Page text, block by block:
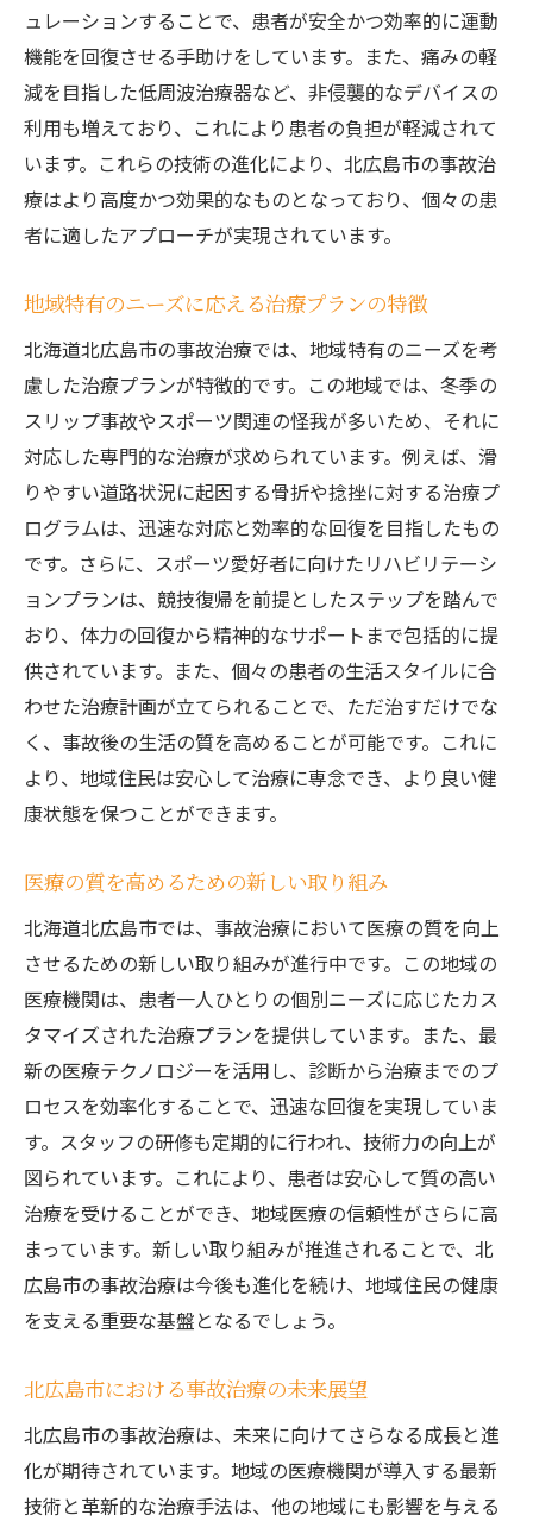
患者の安心を第一に考えた治療環境の構築
治療プロセスにおける情報提供の重要性
患者フィードバックを活かしたサービス改
善
安心感を提供する医療スタッフの対応力
患者中心のケアがもたらす心理的効果
効果的な事故治療を提供する北広島市の医療機
関の挑戦
医療機関が直面する課題とその克服法
治療効果を高めるための新しい試み
患者との信頼関係を築くコミュニケーショ
ン
地域資源を活用した治療の効率化
医療機関の挑戦とその成果の紹介
質の高い医療提供を目指すための戦略
事故治療の未来を拓く北広島市の革新的な手法
未来を見据えた事故治療のビジョン
革新がもたらす新しい治療方法の模索
北広島市が提案する事故治療の未来図
技術と人間性を融合させた新たなアプロー
長期的視野に立った治療プランの設計
北広島市の医療が目指す次世代の治療モデ
ル
ュレーションすることで、患者が安全かつ効率的に運動
機能を回復させる手助けをしています。また、痛みの軽
減を目指した低周波治療器など、非侵襲的なデバイスの
利用も増えており、これにより患者の負担が軽減されて
います。これらの技術の進化により、北広島市の事故治
療はより高度かつ効果的なものとなっており、個々の患
者に適したアプローチが実現されています。
地域特有のニーズに応える治療プランの特徴
北海道北広島市の事故治療では、地域特有のニーズを考
慮した治療プランが特徴的です。この地域では、冬季の
スリップ事故やスポーツ関連の怪我が多いため、それに
対応した専門的な治療が求められています。例えば、滑
りやすい道路状況に起因する骨折や捻挫に対する治療プ
ログラムは、迅速な対応と効率的な回復を目指したもの
です。さらに、スポーツ愛好者に向けたリハビリテーシ
ョンプランは、競技復帰を前提としたステップを踏んで
おり、体力の回復から精神的なサポートまで包括的に提
供されています。また、個々の患者の生活スタイルに合
わせた治療計画が立てられることで、ただ治すだけでな
く、事故後の生活の質を高めることが可能です。これに
より、地域住民は安心して治療に専念でき、より良い健
康状態を保つことができます。
医療の質を高めるための新しい取り組み
北海道北広島市では、事故治療において医療の質を向上
させるための新しい取り組みが進行中です。この地域の
医療機関は、患者一人ひとりの個別ニーズに応じたカス
タマイズされた治療プランを提供しています。また、最
新の医療テクノロジーを活用し、診断から治療までのプ
ロセスを効率化することで、迅速な回復を実現していま
す。スタッフの研修も定期的に行われ、技術力の向上が
図られています。これにより、患者は安心して質の高い
治療を受けることができ、地域医療の信頼性がさらに高
まっています。新しい取り組みが推進されることで、北
広島市の事故治療は今後も進化を続け、地域住民の健康
を支える重要な基盤となるでしょう。
北広島市における事故治療の未来展望
北広島市の事故治療は、未来に向けてさらなる成長と進
化が期待されています。地域の医療機関が導入する最新
技術と革新的な治療手法は、他の地域にも影響を与える